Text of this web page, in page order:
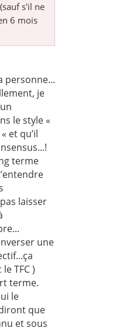
s'il ne
6 mois
personne...
je
le style «
et qu’il
terme
laisser
une
TFC )
terme.
le
que
et sous